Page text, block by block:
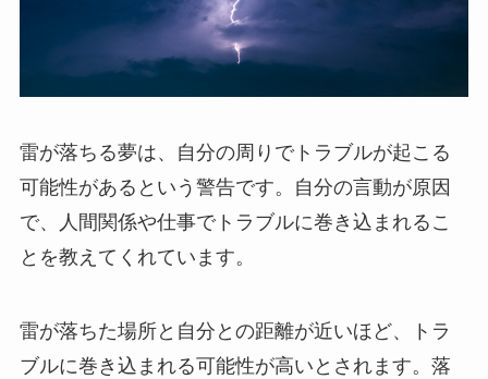
雷が落ちる夢は、自分の周りでトラブルが起こる
可能性があるという警告です。自分の言動が原因
で、人間関係や仕事でトラブルに巻き込まれるこ
とを教えてくれています。
雷が落ちた場所と自分との距離が近いほど、トラ
ブルに巻き込まれる可能性が高いとされます。落